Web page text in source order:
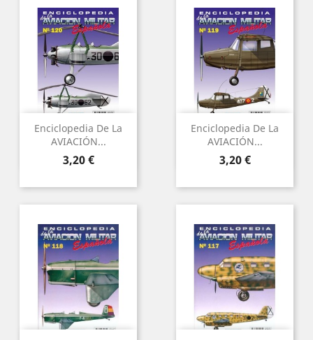
Enciclopedia De La
AVIACIÓN...
Preu
3,20 €
Enciclopedia De La
AVIACIÓN...
Preu
3,20 €